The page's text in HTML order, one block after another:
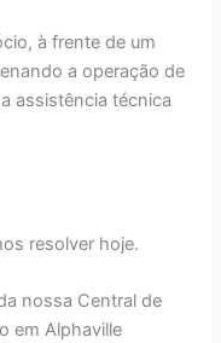
à frente de um
a operação de
assistência técnica
resolver hoje.
nossa Central de
em Alphaville